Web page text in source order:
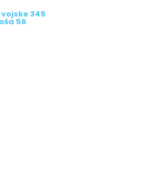
345
56